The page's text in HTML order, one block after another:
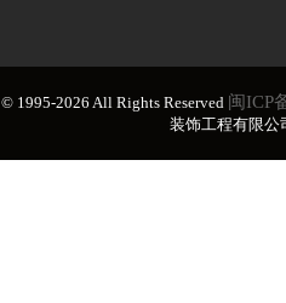
© 1995-2026 All Rights Reserved 闽ICP
装饰工程有限公